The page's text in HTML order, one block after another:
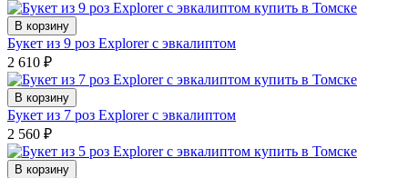
В корзину
Букет из 9 роз Explorer с эвкалиптом
2 610 ₽
В корзину
Букет из 7 роз Explorer с эвкалиптом
2 560 ₽
В корзину